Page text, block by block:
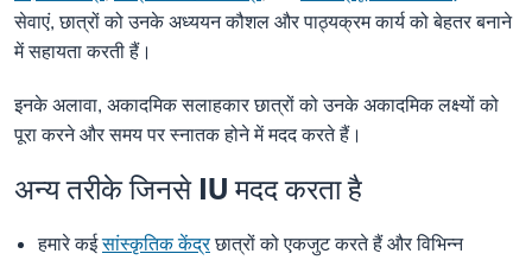
सेवाएं, छात्रों को उनके अध्ययन कौशल और पाठ्यक्रम कार्य को बेहतर बनाने
में सहायता करती हैं।
इनके अलावा, अकादमिक सलाहकार छात्रों को उनके अकादमिक लक्ष्यों को
पूरा करने और समय पर स्नातक होने में मदद करते हैं।
अन्य तरीके जिनसे IU मदद करता है
हमारे कईसांस्कृतिक केंद्रछात्रों को एकजुट करते हैं और विभिन्न